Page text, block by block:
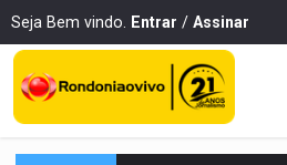
Seja Bem vindo. Entrar / Assinar